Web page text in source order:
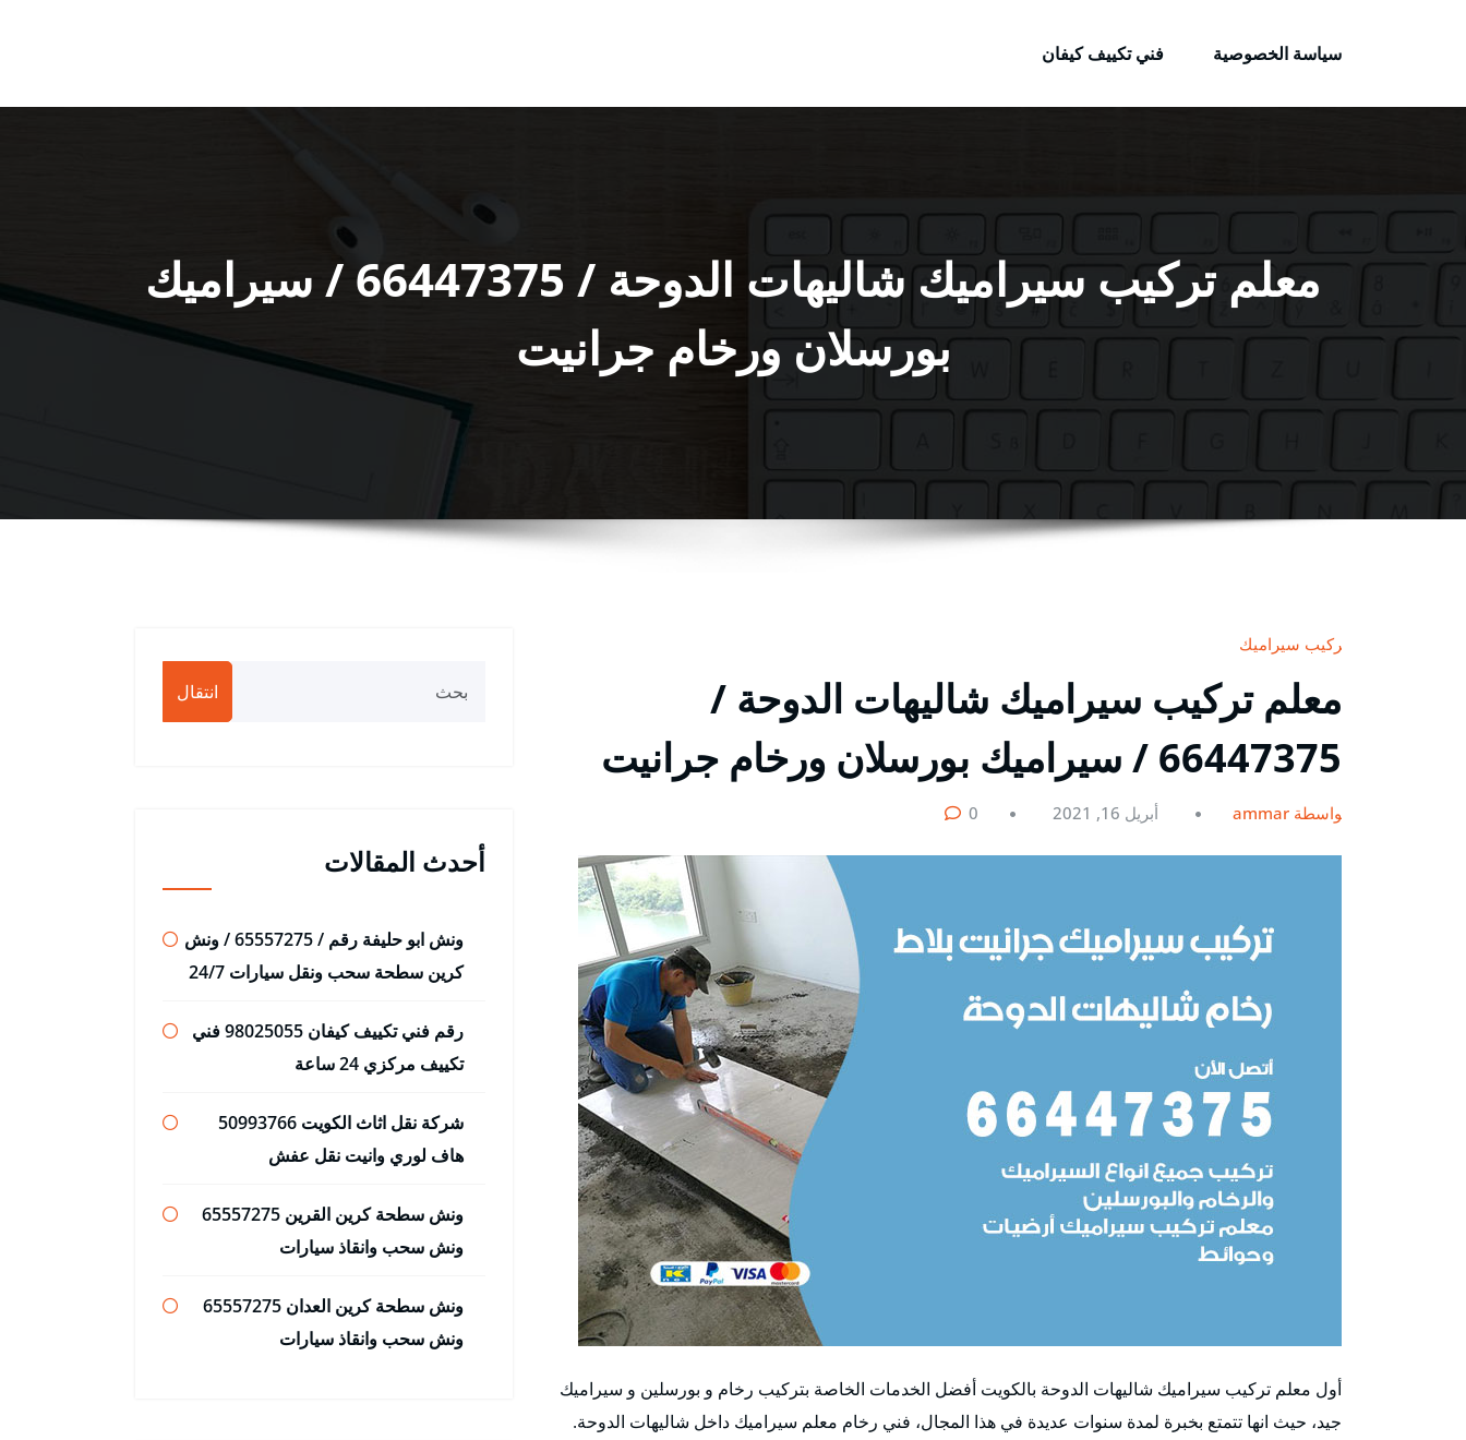
سياسة الخصوصية
فني تكييف كيفان
معلم تركيب سيراميك شاليهات الدوحة / 66447375 / سيراميك
بورسلان ورخام جرانيت
تركيب سيراميك
معلم تركيب سيراميك شاليهات الدوحة /
66447375 / سيراميك بورسلان ورخام جرانيت
بواسطة ammar أبريل 16, 2021 0
أول معلم تركيب سيراميك شاليهات الدوحة بالكويت أفضل الخدمات الخاصة بتركيب رخام و بورسلين و سيراميك
جيد، حيث انها تتمتع بخبرة لمدة سنوات عديدة في هذا المجال، فني رخام معلم سيراميك داخل شاليهات الدوحة.
انتقال
أحدث المقالات
ونش ابو حليفة رقم / 65557275 / ونش
كرين سطحة سحب ونقل سيارات 24/7
رقم فني تكييف كيفان 98025055 فني
تكييف مركزي 24 ساعة
شركة نقل اثاث الكويت 50993766
هاف لوري وانيت نقل عفش
ونش سطحة كرين القرين 65557275
ونش سحب وانقاذ سيارات
ونش سطحة كرين العدان 65557275
ونش سحب وانقاذ سيارات